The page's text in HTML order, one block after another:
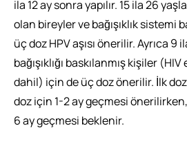
ila 12 ay sonra yapılır. 15 ila 26
olan bireyler ve bağışıklık sistemi
üç doz HPV aşısı önerilir. Ayrıca 9
bağışıklığı baskılanmış kişiler
dahil) için de üç doz önerilir. İlk
doz için 1-2 ay geçmesi
6 ay geçmesi beklenir.